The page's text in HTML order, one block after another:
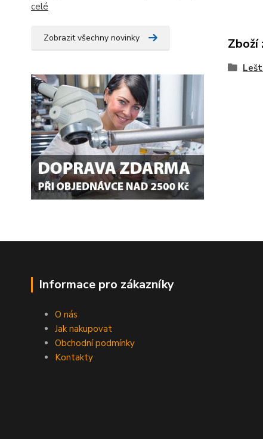
celé
Zobrazit všechny novinky Zboží
Informace pro zákazníky
O nás
Jak nakupovat
Obchodní podmínky
Kontakty